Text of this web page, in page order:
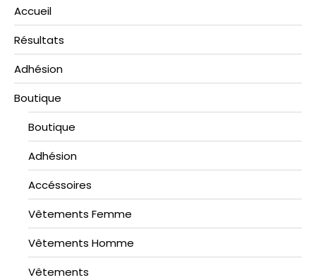
Accueil
Résultats
Adhésion
Boutique
Boutique
Adhésion
Accéssoires
Vêtements Femme
Vêtements Homme
Vêtements